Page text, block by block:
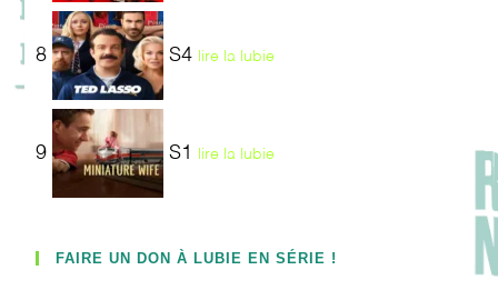
8 S4 lire la lubie
9 S1 lire la lubie
FAIRE UN DON À LUBIE EN SÉRIE !